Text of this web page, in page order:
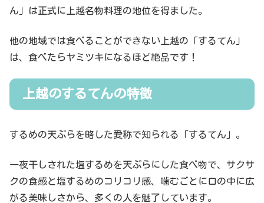
ん」は正式に上越名物料理の地位を得ました。
他の地域では食べることができない上越の「するてん」
は、食べたらヤミツキになるほど絶品です！
上越のするてんの特徴
するめの天ぷらを略した愛称で知られる「するてん」。
一夜干しされた塩するめを天ぷらにした食べ物で、サクサ
クの食感と塩するめのコリコリ感、噛むごとに口の中に広
がる美味しさから、多くの人を魅了しています。